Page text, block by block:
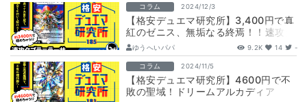
コラム 2024/12/3
【格安デュエマ研究所】3,400円で真
紅のゼニス、無垢なる終焉！！速攻タ
ブラ＝ラーサ
ゆうへいパパ 9.2K 14 -
コラム 2024/11/5
【格安デュエマ研究所】4600円で不
敗の聖域！ドリームアルカディア